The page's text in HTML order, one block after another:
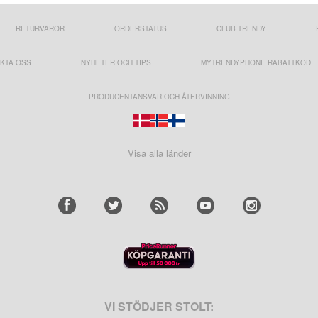
RETURVAROR ORDERSTATUS CLUB TRENDY
OSS NYHETER OCH TIPS MYTRENDYPHONE RABATTKOD
PRODUCENTANSVAR OCH ÅTERVINNING
Visa alla länder
VI STÖDJER STOLT: